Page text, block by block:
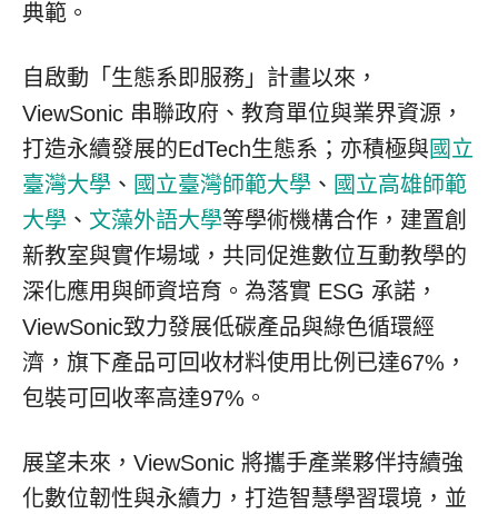
典範。
自啟動「生態系即服務」計畫以來，
ViewSonic 串聯政府、教育單位與業界資源，
打造永續發展的EdTech生態系；亦積極與 國立
臺灣大學 、 國立臺灣師範大學 、 國立高雄師範
大學 、 文藻外語大學等學術機構合作，建置創
新教室與實作場域，共同促進數位互動教學的
深化應用與師資培育。為落實 ESG 承諾，
ViewSonic致力發展低碳產品與綠色循環經
濟，旗下產品可回收材料使用比例已達67%，
包裝可回收率高達97%。
展望未來，ViewSonic 將攜手產業夥伴持續強
化數位韌性與永續力，打造智慧學習環境，並